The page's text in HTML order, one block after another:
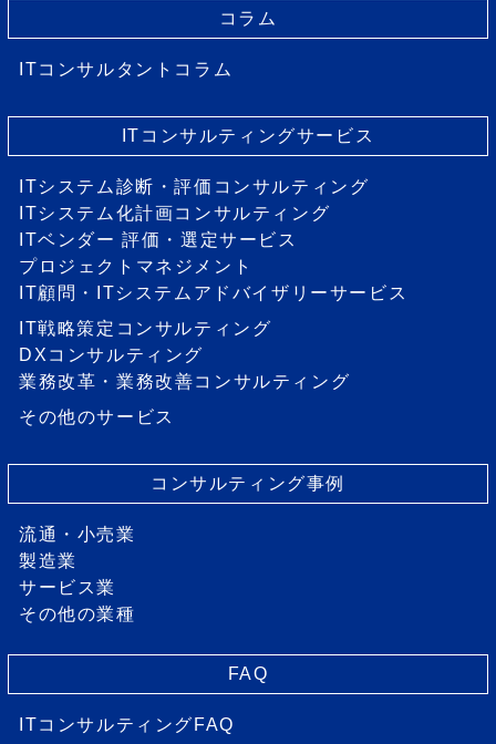
コラム
ITコンサルタントコラム
ITコンサルティングサービス
ITシステム診断・評価コンサルティング
ITシステム化計画コンサルティング
ITベンダー 評価・選定サービス
プロジェクトマネジメント
IT顧問・ITシステムアドバイザリーサービス
IT戦略策定コンサルティング
DXコンサルティング
業務改革・業務改善コンサルティング
その他のサービス
コンサルティング事例
流通・小売業
製造業
サービス業
その他の業種
FAQ
ITコンサルティングFAQ